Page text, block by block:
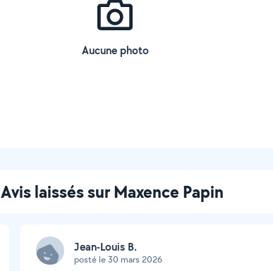
Aucune photo
Avis laissés sur Maxence Papin
Jean-Louis B.
posté le 30 mars 2026